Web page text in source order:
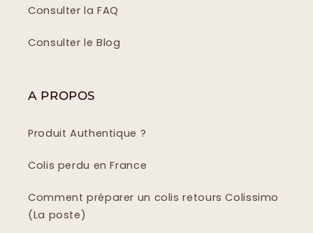
Consulter la FAQ
Consulter le Blog
A PROPOS
Produit Authentique ?
Colis perdu en France
Comment préparer un colis retours Colissimo
(La poste)